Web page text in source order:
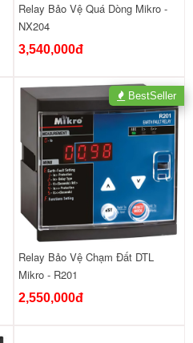
Relay Bảo Vệ Quá Dòng Mikro -
NX204
3,540,000đ
Relay Bảo Vệ Chạm Đất DTL
Mikro - R201
2,550,000đ
BestSeller